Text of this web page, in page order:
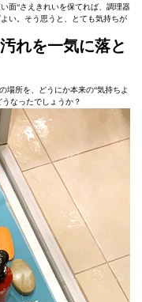
面“さえきれいを保てれば、調理器
い。そう思うと、とても気持ちが
れを一気に落と
場所を、どうにか本来の“気持ちよ
なったでしょうか？